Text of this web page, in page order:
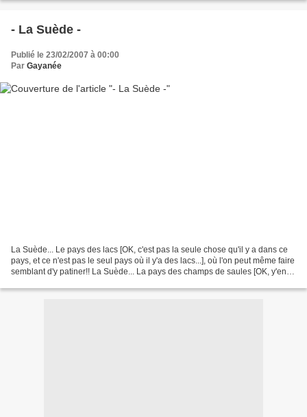
- La Suède -
Publié le 23/02/2007 à 00:00
Par Gayanée
La Suède... Le pays des lacs [OK, c'est pas la seule chose qu'il y a dans ce
pays, et ce n'est pas le seul pays où il y'a des lacs...], où l'on peut même faire
semblant d'y patiner!! La Suède... La pays des champs de saules [OK, y'en